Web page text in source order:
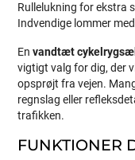
Rullelukning for ekstra
Indvendige lommer
Envandtæt
vigtigt valg for dig, der
opsprøjt fra vejen.
regnslag eller
trafikken.
FUNKTIONER